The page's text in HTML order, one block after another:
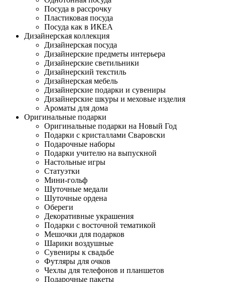
Посуда в рассрочку
Пластиковая посуда
Посуда как в ИКЕА
Дизайнерская коллекция
Дизайнерская посуда
Дизайнерские предметы интерьера
Дизайнерские светильники
Дизайнерский текстиль
Дизайнерская мебель
Дизайнерские подарки и сувениры
Дизайнерские шкуры и меховые изделия
Ароматы для дома
Оригинальные подарки
Оригинальные подарки на Новый Год
Подарки с кристаллами Сваровски
Подарочные наборы
Подарки учителю на выпускной
Настольные игры
Статуэтки
Мини-гольф
Шуточные медали
Шуточные ордена
Обереги
Декоративные украшения
Подарки с восточной тематикой
Мешочки для подарков
Шарики воздушные
Сувениры к свадьбе
Футляры для очков
Чехлы для телефонов и планшетов
Подарочные пакеты